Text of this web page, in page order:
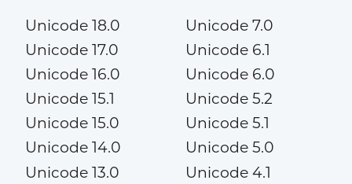
Unicode 18.0
Unicode 17.0
Unicode 16.0
Unicode 15.1
Unicode 15.0
Unicode 14.0
Unicode 13.0
Unicode 7.0
Unicode 6.1
Unicode 6.0
Unicode 5.2
Unicode 5.1
Unicode 5.0
Unicode 4.1